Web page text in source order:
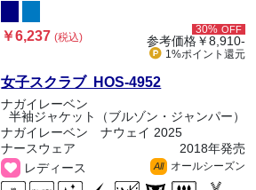
￥6,237(税込)
30% OFF
参考価格￥8,910-
1%ポイント 還元
女子スクラブ HOS-4952
ナガイレーベン
半袖ジャケット（ブルゾン・ジャンパー）
ナガイレーベン ナウェイ 2025
ナースウェア
2018年発売
レディース
All オールシーズン